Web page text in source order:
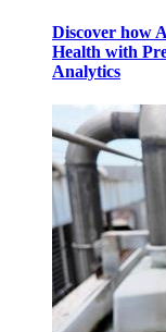
Discover how
Health with
Analytics